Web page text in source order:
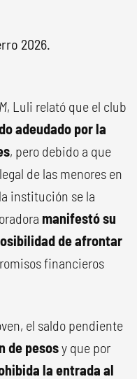
, Luli relató que el club
adeudado por la
, pero debido a que
de las menores en
institución se la
manifestó su
de afrontar
financieros
el saldo pendiente
de pesosy que por
la entrada al